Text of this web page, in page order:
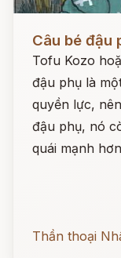
Câu bé đậu
Tofu Kozo
đậu phụ là
quyền lực,
đậu phụ, nó
quái mạnh
Thần thoại